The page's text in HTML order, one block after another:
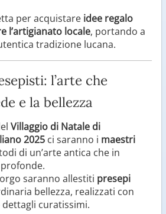
per acquistare idee regalo
l’artigianato locale, portando a
tradizione lucana.
l’arte che
e la bellezza
Villaggio di Natale di
2025 ci saranno i maestri
di un’arte antica che in
saranno allestiti presepi
bellezza, realizzati con
curatissimi.